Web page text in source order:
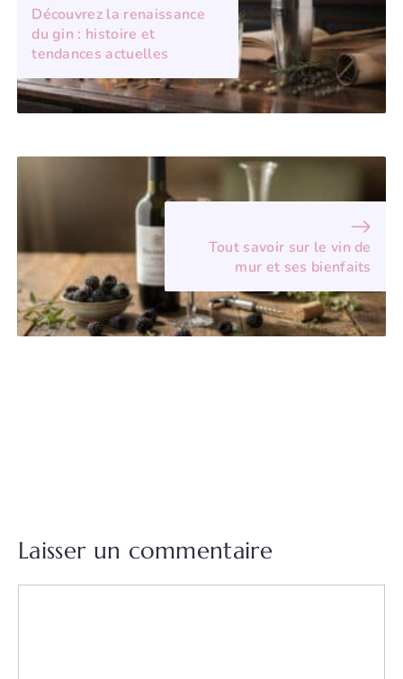
Découvrez la renaissance
du gin : histoire et
tendances actuelles
Tout savoir sur le vin de
mur et ses bienfaits
Laisser un commentaire